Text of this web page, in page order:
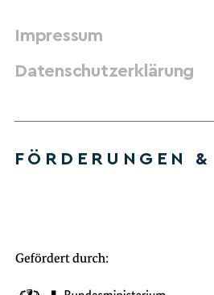
Impressum
Datenschutzerklärung
FÖRDERUNGEN